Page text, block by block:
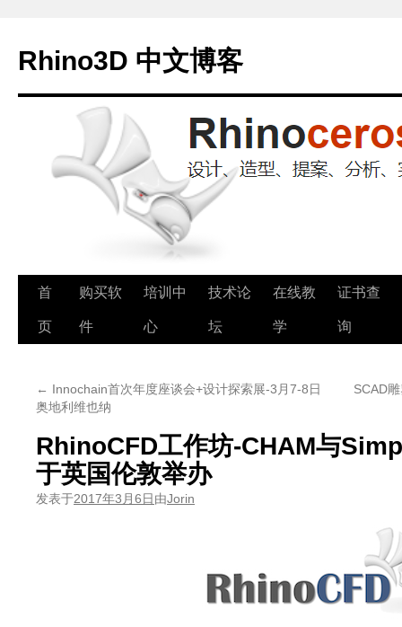
Rhino3D 中文博客
跳
至
首
页
购买软
件
培训中
心
技术论
坛
在线教
学
证书查
询
← Innochain首次年度座谈会+设计探索展-3月7-8日
奥地利维也纳
SCAD
RhinoCFD工作坊-CHAM与
于英国伦敦举办
发表于2017年3月6日由Jorin